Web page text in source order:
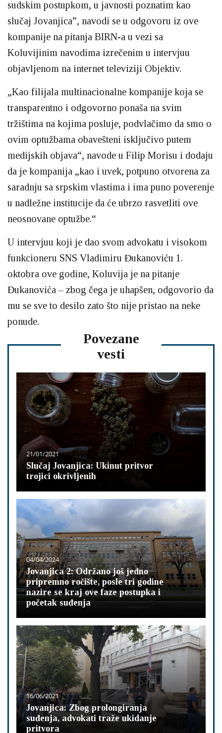
sudskim postupkom, u javnosti poznatim kao
slučaj Jovanjica”, navodi se u odgovoru iz ove
kompanije na pitanja BIRN-a u vezi sa
Koluvijinim navodima izrečenim u intervjuu
objavljenom na internet televiziji Objektiv.
„Kao filijala multinacionalne kompanije koja se
transparentno i odgovorno ponaša na svim
tržištima na kojima posluje, podvlačimo da smo o
ovim optužbama obavešteni isključivo putem
medijskih objava“, navode u Filip Morisu i dodaju
da je kompanija „kao i uvek, potpuno otvorena za
saradnju sa srpskim vlastima i ima puno poverenje
u nadležne institucije da će ubrzo rasvetliti ove
neosnovane optužbe.“
U intervjuu koji je dao svom advokatu i visokom
funkcioneru SNS Vladimiru Đukanoviću 1.
oktobra ove godine, Koluvija je na pitanje
Đukanovića – zbog čega je uhapšen, odgovorio da
mu se sve to desilo zato što nije pristao na neke
ponude.
Povezane
vesti
21/01/2021
Slučaj Jovanjica: Ukinut pritvor
trojici okrivljenih
04/04/2024
Jovanjica 2: Održano još jedno
pripremno ročište, posle tri godine
nazire se kraj ove faze postupka i
početak suđenja
16/06/2021
Jovanjica: Zbog prolongiranja
suđenja, advokati traže ukidanje
pritvora